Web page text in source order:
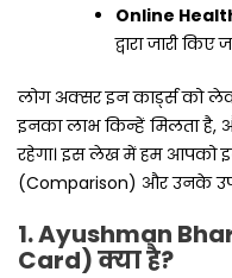
Online
द्वारा जारी किए
लोग अक्सर इन कार्ड्स को
इनका लाभ किन्हें मिलता है,
रहेगा। इस लेख में हम आपको
(Comparison) और उनके
1. Ayushman
Card) क्या है?